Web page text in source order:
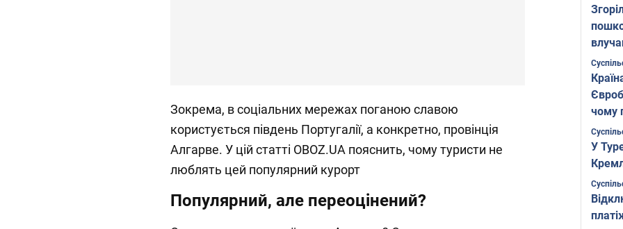
Зокрема, в соціальних мережах поганою славою
користується південь Португалії, а конкретно, провінція
Алгарве. У цій статті OBOZ.UA пояснить, чому туристи не
люблять цей популярний курорт
Популярний, але переоцінений?
Фото
чому
У